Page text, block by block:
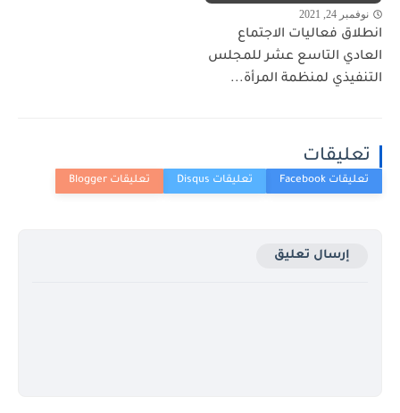
نوفمبر 24, 2021
انطلاق فعاليات الاجتماع
العادي التاسع عشر للمجلس
التنفيذي لمنظمة المرأة...
تعليقات
إرسال تعليق